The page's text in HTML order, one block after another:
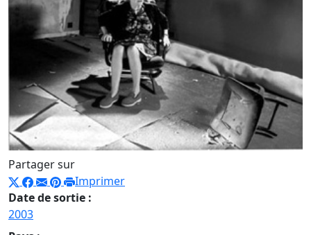
Partager sur
Imprimer
Date de sortie :
2003